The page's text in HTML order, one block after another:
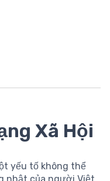
Xã Hội
yếu tố không thể